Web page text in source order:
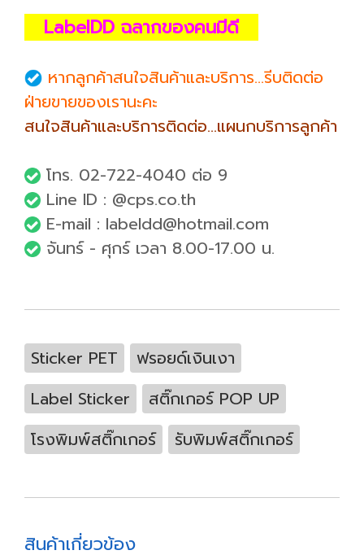
LabelDD ฉลากของคนมีดี
หากลูกค้าสนใจสินค้าและบริการ...รีบติดต่อ
ฝ่ายขายของเรานะคะ
สนใจสินค้าและบริการติดต่อ...แผนกบริการลูกค้า
โทร. 02-722-4040 ต่อ 9
Line ID : @cps.co.th
E-mail : labeldd@hotmail.com
จันทร์ - ศุกร์ เวลา 8.00-17.00 น.
Sticker PET
ฟรอยด์เงินเงา
Label Sticker
สติ๊กเกอร์ POP UP
โรงพิมพ์สติ๊กเกอร์
รับพิมพ์สติ๊กเกอร์
สินค้าเกี่ยวข้อง